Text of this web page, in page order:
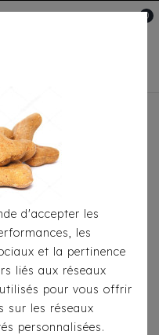
0
Colliers
Noir
d'accepter les
les
et la pertinence
liés aux réseaux
pour vous offrir
sur les réseaux
personnalisées.